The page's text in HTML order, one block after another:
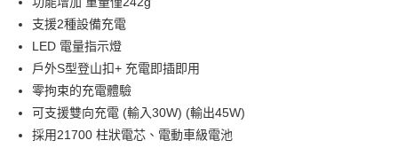
台新國際商業銀行
台灣樂天信用卡公司
玉山商業銀行
台新國際商業銀行
台灣樂天信用卡公司
Google Pay
ATM付款
運送方式
全家付款取貨
支援2種設備充電
LED 電量指示燈
戶外S型登山扣+ 充電即插即用
零拘束的充電體驗
可支援雙向充電 (輸入30W) (輸出45W)
採用21700 柱狀電芯、電動車級電池